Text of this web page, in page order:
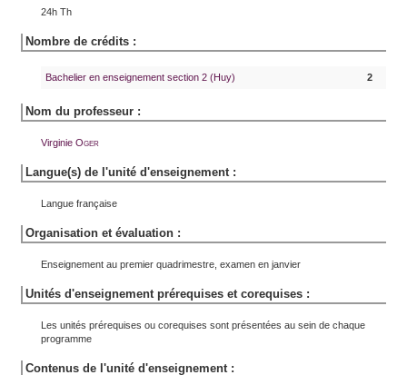
24h Th
Nombre de crédits :
Bachelier en enseignement section 2 (Huy) 2
Nom du professeur :
Virginie Oger
Langue(s) de l'unité d'enseignement :
Langue française
Organisation et évaluation :
Enseignement au premier quadrimestre, examen en janvier
Unités d'enseignement prérequises et corequises :
Les unités prérequises ou corequises sont présentées au sein de chaque
programme
Contenus de l'unité d'enseignement :